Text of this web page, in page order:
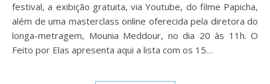
festival, a exibição gratuita, via Youtube, do filme Papicha,
além de uma masterclass online oferecida pela diretora do
longa-metragem, Mounia Meddour, no dia 20 às 11h. O
Feito por Elas apresenta aqui a lista com os 15…